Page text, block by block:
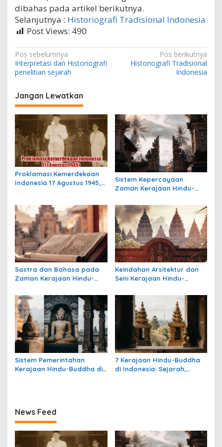
dibahas pada artikel berikutnya.
Selanjutnya : Historiografi Tradisional Indonesia
Post Views: 490
N
a
i
g
a
s
i
p
o
Pos sebelumnya
Interpretasi dan Historiografi
penelitian sejarah
Pos berikutnya
Historiografi Tradisional
Indonesia
Jangan Lewatkan
Proklamasi Kemerdekaan
Indonesia 17 Agustus 1945,
Sistem Kepercayaan
Zaman Kerajaan Hindu-
Warisan Spiritual yang
Masih Bertahan
Sastra dan Bahasa pada
Zaman Kerajaan Hindu-
Keindahan Arsitektur dan
Seni Kerajaan Hindu-
Warisan Megah yang Abadi
Sistem Pemerintahan
Kerajaan Hindu-Buddha di
7 Kerajaan Hindu-Buddha
di Indonesia: Sejarah,
News Feed